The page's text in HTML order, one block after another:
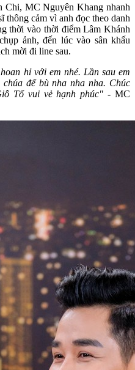
Chi, MC Nguyên Khang nhanh
thông cảm vì anh đọc theo danh
thời vào thời điểm Lâm Khánh
ảnh, đến lúc vào sân khấu
mời đi line sau.
hỉ với em nhé. Lần sau em
để bù nha nha nha. Chúc
Tổ vui vẻ hạnh phúc"- MC